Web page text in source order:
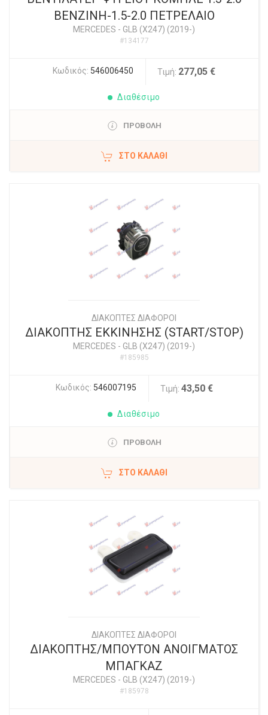
ΒΕΝΖΙΝΗ-1.5-2.0 ΠΕΤΡΕΛΑΙΟ
MERCEDES - GLB (X247) (2019-)
#134177
Κωδικός: 546006450 Τιμή: 277,05 €
Διαθέσιμο
ΠΡΟΒΟΛΗ
ΣΤΟ ΚΑΛΆΘΙ
ΔΙΑΚΟΠΤΕΣ ΔΙΑΦΟΡΟΙ
ΔΙΑΚΟΠΤΗΣ ΕΚΚΙΝΗΣΗΣ (START/STOP)
MERCEDES - GLB (X247) (2019-)
#185985
Κωδικός: 546007195 Τιμή: 43,50 €
Διαθέσιμο
ΠΡΟΒΟΛΗ
ΣΤΟ ΚΑΛΆΘΙ
ΔΙΑΚΟΠΤΕΣ ΔΙΑΦΟΡΟΙ
ΔΙΑΚΟΠΤΗΣ/ΜΠΟΥΤΟΝ ΑΝΟΙΓΜΑΤΟΣ
ΜΠΑΓΚΑΖ
MERCEDES - GLB (X247) (2019-)
#185978